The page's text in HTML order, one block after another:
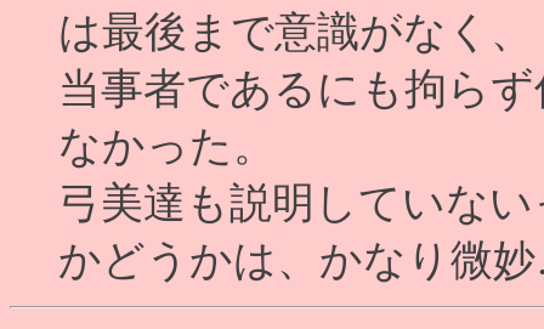
は最後まで意識がなく、
当事者であるにも拘ら
なかった。
弓美達も説明していな
かどうかは、かなり微